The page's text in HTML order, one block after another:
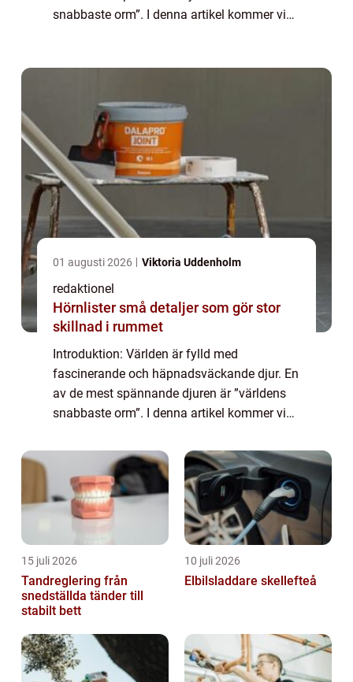
snabbaste orm”. I denna artikel kommer vi
01 augusti 2026 Viktoria Uddenholm
redaktionel
Hörnlister små detaljer som gör stor
skillnad i rummet
Introduktion: Världen är fylld med
fascinerande och häpnadsväckande djur. En
av de mest spännande djuren är ”världens
snabbaste orm”. I denna artikel kommer vi
med en otrolig hastighet och ta e...
15 juli 2026
Tandreglering från
snedställda tänder till
stabilt bett
10 juli 2026
Elbilsladdare skellefteå